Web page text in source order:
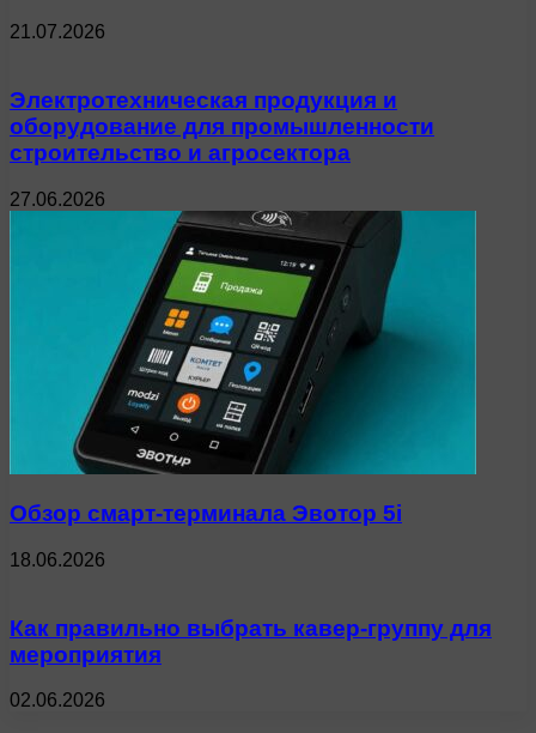
21.07.2026
Электротехническая продукция и
оборудование для промышленности
строительство и агросектора
27.06.2026
Обзор смарт-терминала Эвотор 5i
18.06.2026
Как правильно выбрать кавер-группу для
мероприятия
02.06.2026